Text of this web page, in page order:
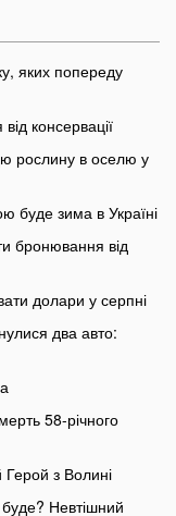
яких попереду
консервації
рослину в оселю у
буде зима в Україні
бронювання від
долари у серпні
два авто:
58-річного
Герой з Волині
Невтішний